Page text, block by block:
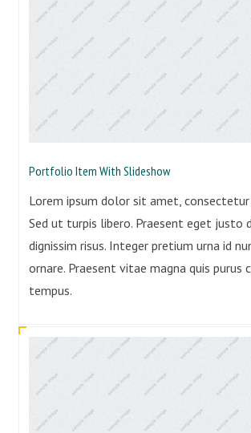
Portfolio Item With Slideshow
Lorem ipsum dolor sit amet, consectetur
Sed ut turpis libero. Praesent eget justo
dignissim risus. Integer pretium urna id
ornare. Praesent vitae magna quis purus
tempus.